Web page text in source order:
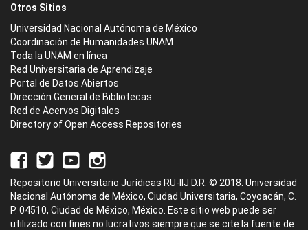
Otros Sitios
Universidad Nacional Autónoma de México
Coordinación de Humanidades UNAM
Toda la UNAM en línea
Red Universitaria de Aprendizaje
Portal de Datos Abiertos
Dirección General de Bibliotecas
Red de Acervos Digitales
Directory of Open Access Repositories
Repositorio Universitario Jurídicas RU-IIJ D.R. © 2018. Universidad
Nacional Autónoma de México, Ciudad Universitaria, Coyoacán, C.
P. 04510, Ciudad de México, México. Este sitio web puede ser
utilizado con fines no lucrativos siempre que se cite la fuente de